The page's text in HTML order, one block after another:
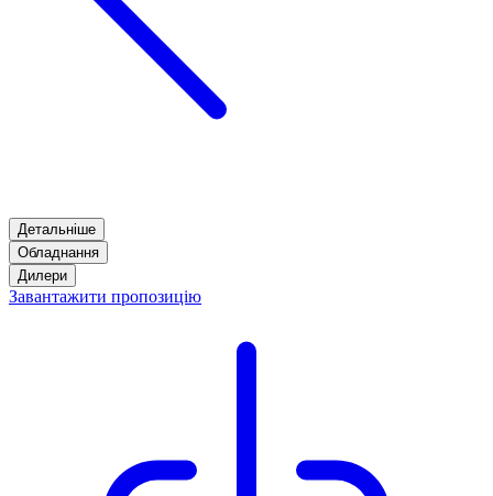
Детальніше
Обладнання
Дилери
Завантажити пропозицію